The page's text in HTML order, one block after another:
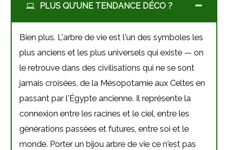
PLUS QU'UNE TENDANCE DÉCO ?
Bien plus. L'arbre de vie est l'un des symboles les
plus anciens et les plus universels qui existe — on
le retrouve dans des civilisations qui ne se sont
jamais croisées, de la Mésopotamie aux Celtes en
passant par l'Égypte ancienne. Il représente la
connexion entre les racines et le ciel, entre les
générations passées et futures, entre soi et le
monde. Porter un bijou arbre de vie ce n'est pas